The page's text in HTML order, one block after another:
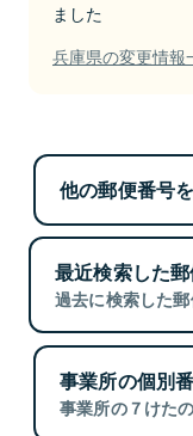
ました
兵庫県の変更情報
他の郵便番号
最近検索した
過去に検索した郵
事業所の個別
事業所の７けた